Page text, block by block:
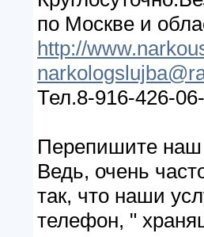
по Москве и
http://
Тел.8-916-426-
Перепишите
Ведь, очень
так, что наши
телефон, "